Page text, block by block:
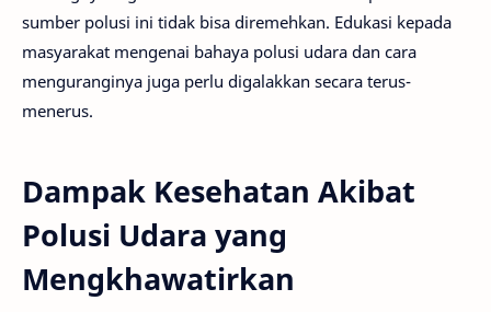
sumber polusi ini tidak bisa diremehkan. Edukasi kepada
masyarakat mengenai bahaya polusi udara dan cara
menguranginya juga perlu digalakkan secara terus-
menerus.
Dampak Kesehatan Akibat
Polusi Udara yang
Mengkhawatirkan